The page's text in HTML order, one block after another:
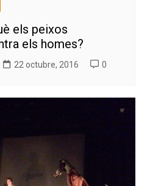
els peixos
els homes?
22 octubre, 2016 0